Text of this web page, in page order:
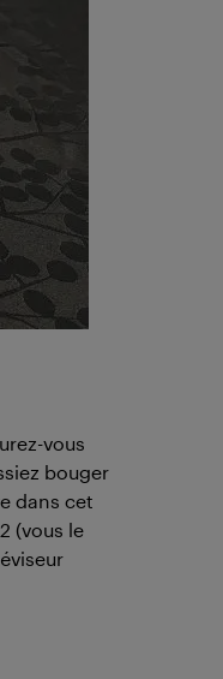
vous
bouger
dans cet
(vous le